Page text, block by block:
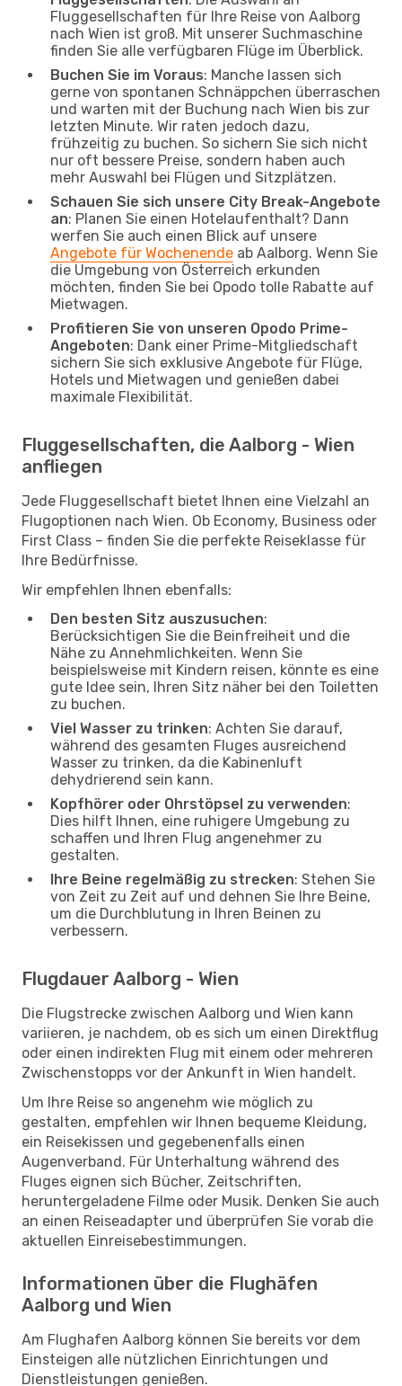
Fluggesellschaften für Ihre Reise von Aalborg
nach Wien ist groß. Mit unserer Suchmaschine
finden Sie alle verfügbaren Flüge im Überblick.
Buchen Sie im Voraus: Manche lassen sich
gerne von spontanen Schnäppchen überraschen
und warten mit der Buchung nach Wien bis zur
letzten Minute. Wir raten jedoch dazu,
frühzeitig zu buchen. So sichern Sie sich nicht
nur oft bessere Preise, sondern haben auch
mehr Auswahl bei Flügen und Sitzplätzen.
Schauen Sie sich unsere City Break-Angebote
an: Planen Sie einen Hotelaufenthalt? Dann
werfen Sie auch einen Blick auf unsere
Angebote für Wochenende ab Aalborg. Wenn Sie
die Umgebung von Österreich erkunden
möchten, finden Sie bei Opodo tolle Rabatte auf
Mietwagen.
Profitieren Sie von unseren Opodo Prime-
Angeboten: Dank einer Prime-Mitgliedschaft
sichern Sie sich exklusive Angebote für Flüge,
Hotels und Mietwagen und genießen dabei
maximale Flexibilität.
Fluggesellschaften, die Aalborg - Wien
anfliegen
Jede Fluggesellschaft bietet Ihnen eine Vielzahl an
Flugoptionen nach Wien. Ob Economy, Business oder
First Class – finden Sie die perfekte Reiseklasse für
Ihre Bedürfnisse.
Wir empfehlen Ihnen ebenfalls:
Den besten Sitz auszusuchen:
Berücksichtigen Sie die Beinfreiheit und die
Nähe zu Annehmlichkeiten. Wenn Sie
beispielsweise mit Kindern reisen, könnte es eine
gute Idee sein, Ihren Sitz näher bei den Toiletten
zu buchen.
Viel Wasser zu trinken: Achten Sie darauf,
während des gesamten Fluges ausreichend
Wasser zu trinken, da die Kabinenluft
dehydrierend sein kann.
Kopfhörer oder Ohrstöpsel zu verwenden:
Dies hilft Ihnen, eine ruhigere Umgebung zu
schaffen und Ihren Flug angenehmer zu
gestalten.
Ihre Beine regelmäßig zu strecken: Stehen Sie
von Zeit zu Zeit auf und dehnen Sie Ihre Beine,
um die Durchblutung in Ihren Beinen zu
verbessern.
Flugdauer Aalborg - Wien
Die Flugstrecke zwischen Aalborg und Wien kann
variieren, je nachdem, ob es sich um einen Direktflug
oder einen indirekten Flug mit einem oder mehreren
Zwischenstopps vor der Ankunft in Wien handelt.
Um Ihre Reise so angenehm wie möglich zu
gestalten, empfehlen wir Ihnen bequeme Kleidung,
ein Reisekissen und gegebenenfalls einen
Augenverband. Für Unterhaltung während des
Fluges eignen sich Bücher, Zeitschriften,
heruntergeladene Filme oder Musik. Denken Sie auch
an einen Reiseadapter und überprüfen Sie vorab die
aktuellen Einreisebestimmungen.
Informationen über die Flughäfen
Aalborg und Wien
Am Flughafen Aalborg können Sie bereits vor dem
Einsteigen alle nützlichen Einrichtungen und
Dienstleistungen genießen.